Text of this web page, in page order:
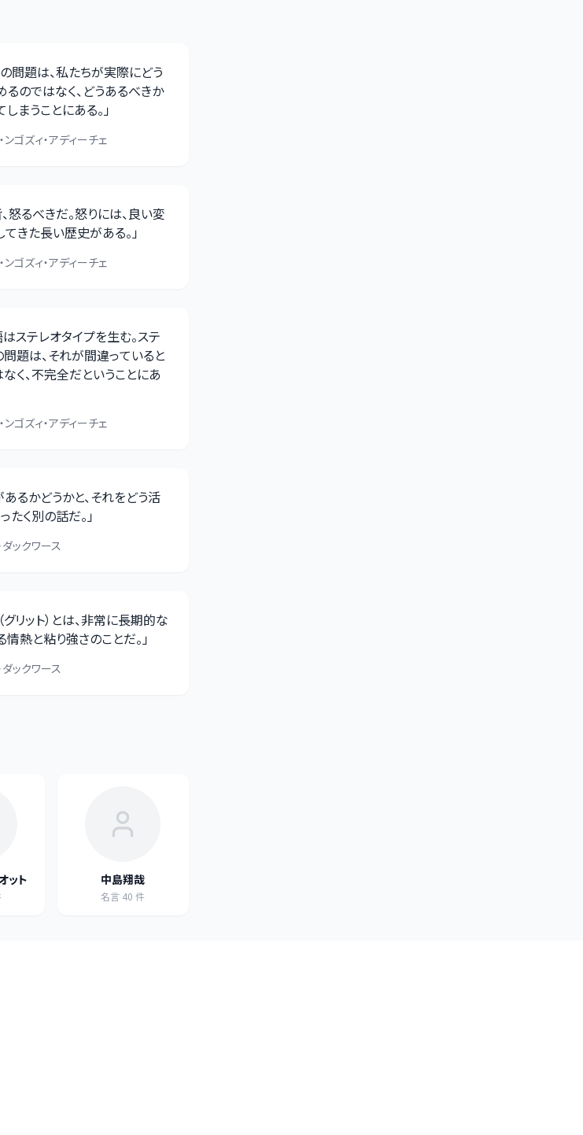
問題は、私たちが実際にどう
るのではなく、どうあるべきか
まうことにある。」
ンゴズィ・アディーチェ
怒るべきだ。怒りには、良い変
きた長い歴史がある。」
ンゴズィ・アディーチェ
ステレオタイプを生む。ステ
問題は、それが間違っていると
く、不完全だということにあ
ンゴズィ・アディーチェ
るかどうかと、それをどう活
たく別の話だ。」
ダックワース
グリット）とは、非常に長期的な
情熱と粘り強さのことだ。」
ダックワース
ット 中島翔哉
名言 40 件